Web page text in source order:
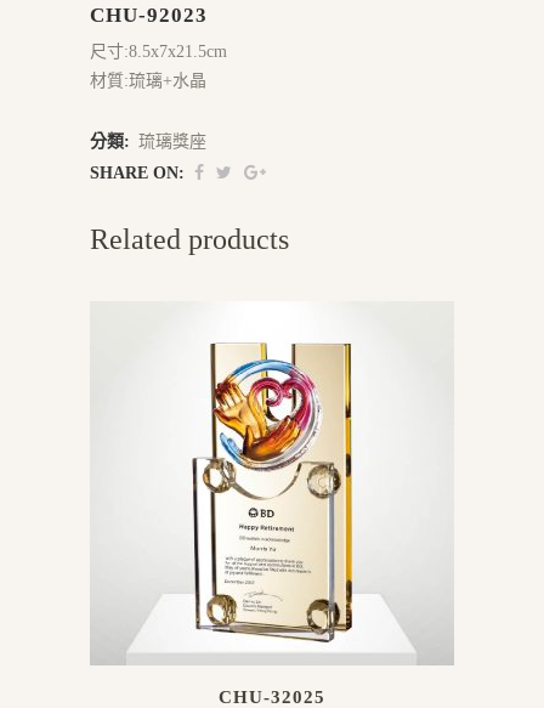
CHU-92023
尺寸:8.5x7x21.5cm
材質:琉璃+水晶
分類: 琉璃獎座
SHARE ON:
Related products
CHU-32025